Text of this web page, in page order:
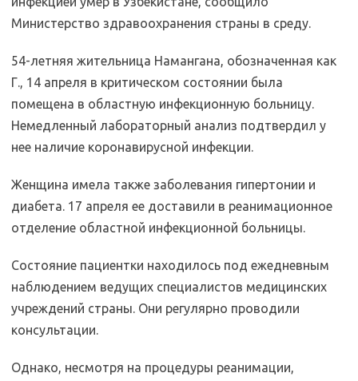
Министерство здравоохранения страны в среду.
54-летняя жительница Намангана, обозначенная как
Г., 14 апреля в критическом состоянии была
помещена в областную инфекционную больницу.
Немедленный лабораторный анализ подтвердил у
нее наличие коронавирусной инфекции.
Женщина имела также заболевания гипертонии и
диабета. 17 апреля ее доставили в реанимационное
отделение областной инфекционной больницы.
Состояние пациентки находилось под ежедневным
наблюдением ведущих специалистов медицинских
учреждений страны. Они регулярно проводили
консультации.
Однако, несмотря на процедуры реанимации,